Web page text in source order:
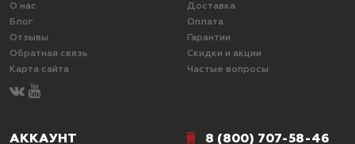
О нас
Блог
Отзывы
Обратная связь
Карта сайта
Доставка
Оплата
Гарантии
Скидки и акции
Частые вопросы
АККАУНТ 8 (800) 707-58-46